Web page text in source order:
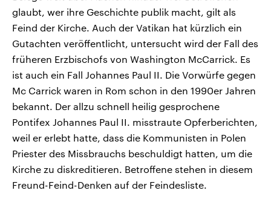
glaubt, wer ihre Geschichte publik macht, gilt als
Feind der Kirche. Auch der Vatikan hat kürzlich ein
Gutachten veröffentlicht, untersucht wird der Fall des
früheren Erzbischofs von Washington McCarrick. Es
ist auch ein Fall Johannes Paul II. Die Vorwürfe gegen
Mc Carrick waren in Rom schon in den 1990er Jahren
bekannt. Der allzu schnell heilig gesprochene
Pontifex Johannes Paul II. misstraute Opferberichten,
weil er erlebt hatte, dass die Kommunisten in Polen
Priester des Missbrauchs beschuldigt hatten, um die
Kirche zu diskreditieren. Betroffene stehen in diesem
Freund-Feind-Denken auf der Feindesliste.